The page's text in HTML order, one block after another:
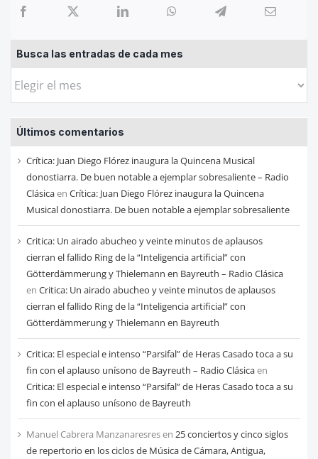
Busca las entradas de cada mes
Busca
entradas
de
cada
mes
Últimos comentarios
Crítica: Juan Diego Flórez inaugura la Quincena Musical
donostiarra. De buen notable a ejemplar sobresaliente – Radio
Clásicaen Crítica: Juan Diego Flórez inaugura la Quincena
Musical donostiarra. De buen notable a ejemplar sobresaliente
Critica: Un airado abucheo y veinte minutos de aplausos
cierran el fallido Ring de la “Inteligencia artificial” con
Götterdämmerung y Thielemann en Bayreuth – Radio Clásica
en Critica: Un airado abucheo y veinte minutos de aplausos
cierran el fallido Ring de la “Inteligencia artificial” con
Götterdämmerung y Thielemann en Bayreuth
Critica: El especial e intenso “Parsifal” de Heras Casado toca a su
fin con el aplauso unísono de Bayreuth – Radio Clásicaen
Critica: El especial e intenso “Parsifal” de Heras Casado toca a su
fin con el aplauso unísono de Bayreuth
Manuel Cabrera Manzanaresresen 25 conciertos y cinco siglos
de repertorio en los ciclos de Música de Cámara, Antigua,